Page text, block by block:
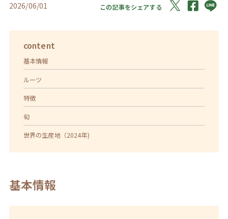
2026/06/01 この記事をシェアする
content
基本情報
ルーツ
特徴
旬
世界の生産地（2024年)
基本情報